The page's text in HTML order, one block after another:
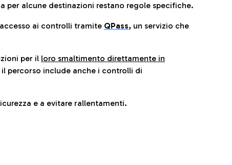
per alcune destinazioni restano regole specifiche.
ai controlli tramite QPass, un servizio che
per il loro smaltimento direttamente in
percorso include anche i controlli di
e a evitare rallentamenti.